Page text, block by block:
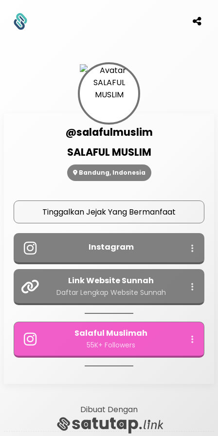
@salafulmuslim
SALAFUL MUSLIM
Bandung, Indonesia
Tinggalkan Jejak Yang Bermanfaat
Instagram
Link Website Sunnah
Daftar Lengkap Website Sunnah
Salaful Muslimah
55K+ Followers
Dibuat Dengan